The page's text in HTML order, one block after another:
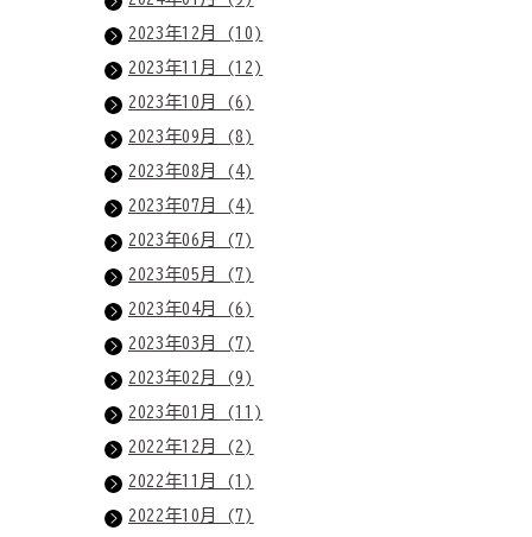
2023年12月 (10)
2023年11月 (12)
2023年10月 (6)
2023年09月 (8)
2023年08月 (4)
2023年07月 (4)
2023年06月 (7)
2023年05月 (7)
2023年04月 (6)
2023年03月 (7)
2023年02月 (9)
2023年01月 (11)
2022年12月 (2)
2022年11月 (1)
2022年10月 (7)